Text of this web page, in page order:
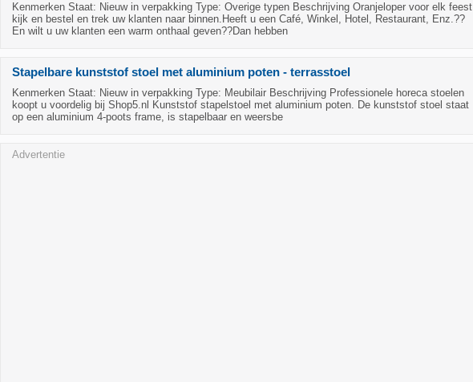
Kenmerken Staat: Nieuw in verpakking Type: Overige typen Beschrijving Oranjeloper voor elk feest
kijk en bestel en trek uw klanten naar binnen.Heeft u een Café, Winkel, Hotel, Restaurant, Enz.??
En wilt u uw klanten een warm onthaal geven??Dan hebben
Stapelbare kunststof stoel met aluminium poten - terrasstoel
Kenmerken Staat: Nieuw in verpakking Type: Meubilair Beschrijving Professionele horeca stoelen
koopt u voordelig bij Shop5.nl Kunststof stapelstoel met aluminium poten. De kunststof stoel staat
op een aluminium 4-poots frame, is stapelbaar en weersbe
Advertentie